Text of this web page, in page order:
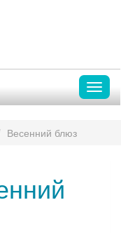
Весенний блюз